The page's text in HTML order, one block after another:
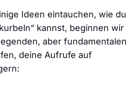
Ideen eintauchen, wie du
“ kannst, beginnen wir
aber fundamentalen
deine Aufrufe auf